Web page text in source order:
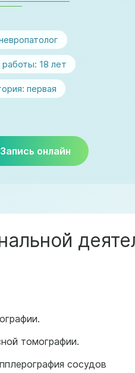
18 лет
первая
Запись онлайн
томографии.
сосудов